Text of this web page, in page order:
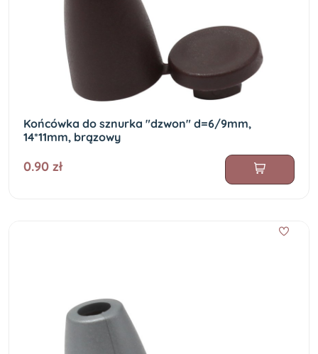
Końcówka do sznurka "dzwon" d=6/9mm,
14*11mm, brązowy
0.90 zł